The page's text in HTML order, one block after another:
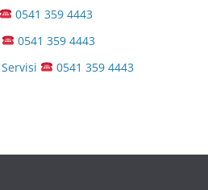
0541 359 4443
0541 359 4443
0541 359 4443